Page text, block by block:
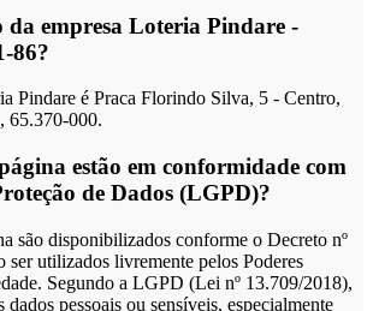
da empresa Loteria Pindare -
86?
Pindare é Praca Florindo Silva, 5 - Centro,
65.370-000.
estão em conformidade com
de Dados (LGPD)?
são disponibilizados conforme o Decreto nº
ser utilizados livremente pelos Poderes
Segundo a LGPD (Lei nº 13.709/2018),
dados pessoais ou sensíveis, especialmente